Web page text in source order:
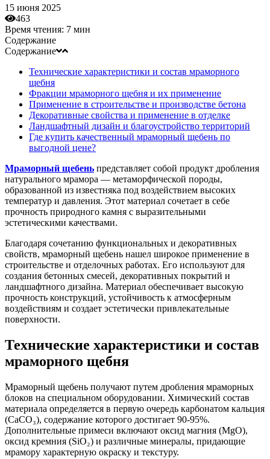
15 июня 2025
463
Время чтения: 7 мин
Содержание
Содержание
Технические характеристики и состав мраморного
щебня
Фракции мраморного щебня и их применение
Применение в строительстве и производстве бетона
Декоративные свойства и применение в отделке
Ландшафтный дизайн и благоустройство территорий
Где купить качественный мраморный щебень по
выгодной цене?
Мраморный щебень представляет собой продукт дробления
натурального мрамора — метаморфической породы,
образованной из известняка под воздействием высоких
температур и давления. Этот материал сочетает в себе
прочность природного камня с выразительными
эстетическими качествами.
Благодаря сочетанию функциональных и декоративных
свойств, мраморный щебень нашел широкое применение в
строительстве и отделочных работах. Его используют для
создания бетонных смесей, декоративных покрытий и
ландшафтного дизайна. Материал обеспечивает высокую
прочность конструкций, устойчивость к атмосферным
воздействиям и создает эстетически привлекательные
поверхности.
Технические характеристики и состав
мраморного щебня
Мраморный щебень получают путем дробления мраморных
блоков на специальном оборудовании. Химический состав
материала определяется в первую очередь карбонатом кальция
(CaCO₃), содержание которого достигает 90-95%.
Дополнительные примеси включают оксид магния (MgO),
оксид кремния (SiO₂) и различные минералы, придающие
мрамору характерную окраску и текстуру.